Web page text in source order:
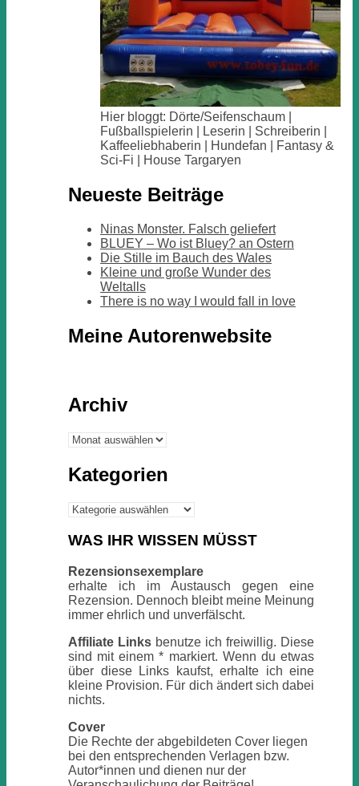
Hier bloggt: Dörte/Seifenschaum |
Fußballspielerin | Leserin | Schreiberin |
Kaffeeliebhaberin | Hundefan | Fantasy &
Sci-Fi | House Targaryen
Neueste Beiträge
Ninas Monster. Falsch geliefert
BLUEY – Wo ist Bluey? an Ostern
Die Stille im Bauch des Wales
Kleine und große Wunder des
Weltalls
There is no way I would fall in love
Meine Autorenwebsite
Archiv
Archiv
Kategorien
Kategorien
WAS IHR WISSEN MÜSST
Rezensionsexemplare
erhalte ich im Austausch gegen eine
Rezension. Dennoch bleibt meine Meinung
immer ehrlich und unverfälscht.
Affiliate Links benutze ich freiwillig. Diese
sind mit einem * markiert. Wenn du etwas
über diese Links kaufst, erhalte ich eine
kleine Provision. Für dich ändert sich dabei
nichts.
Cover
Die Rechte der abgebildeten Cover liegen
bei den entsprechenden Verlagen bzw.
Autor*innen und dienen nur der